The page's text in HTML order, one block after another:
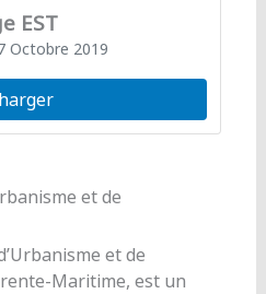
EST
Octobre 2019
et de
et de
Maritime, est un